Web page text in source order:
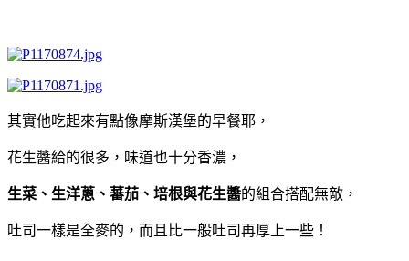
其實他吃起來有點像摩斯漢堡的早餐耶，
花生醬給的很多，味道也十分香濃，
生菜、生洋蔥、蕃茄、培根與花生醬的組合搭配無敵，
吐司一樣是全麥的，而且比一般吐司再厚上一些！